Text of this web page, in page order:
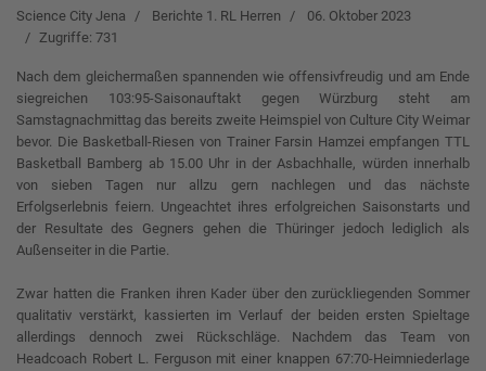
Science City Jena Berichte 1. RL Herren
06. Oktober 2023
Zugriffe: 731
Nach dem gleichermaßen spannenden wie offensivfreudig und am Ende
siegreichen 103:95-Saisonauftakt gegen Würzburg steht am
Samstagnachmittag das bereits zweite Heimspiel von Culture City Weimar
bevor. Die Basketball-Riesen von Trainer Farsin Hamzei empfangen TTL
Basketball Bamberg ab 15.00 Uhr in der Asbachhalle, würden innerhalb
von sieben Tagen nur allzu gern nachlegen und das nächste
Erfolgserlebnis feiern. Ungeachtet ihres erfolgreichen Saisonstarts und
der Resultate des Gegners gehen die Thüringer jedoch lediglich als
Außenseiter in die Partie.
Zwar hatten die Franken ihren Kader über den zurückliegenden Sommer
qualitativ verstärkt, kassierten im Verlauf der beiden ersten Spieltage
allerdings dennoch zwei Rückschläge. Nachdem das Team von
Headcoach Robert L. Ferguson mit einer knappen 67:70-Heimniederlage